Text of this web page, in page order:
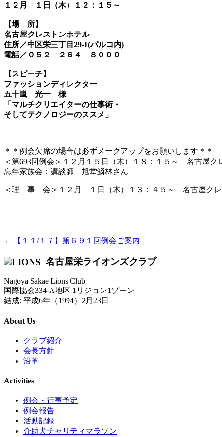
１２月 １日（木）１２：１５～
【場 所】
名古屋クレストンホテル
住所／中区栄三丁目29-1(パルコ内)
電話／０５２－２６４－８０００
【スピーチ】
ファッションディレクター
五十嵐 光一 様
「マルチクリエイターの仕事術・
そしてテクノロジーのススメ」
＊＊例会欠席の場合は必ずメークアップをお願いします＊＊
＜第693回例会＞１２月１５日（木）１８：１５～ 名古屋ク
忘年家族会：講談師 旭堂鱗林さん
＜理 事 会＞１２月 １日（木）１３：４５～ 名古屋クレ
← 【１１/１７】第６９１回例会ご案内
名古屋栄ライオンズクラブ
Nagoya Sakae Lions Club
国際協会334-A地区 1リジョン1ゾーン
結成: 平成6年（1994）2月23日
About Us
クラブ紹介
会長方針
沿革
Activities
例会・行事予定
例会報告
活動記録
介助犬チャリティマラソン